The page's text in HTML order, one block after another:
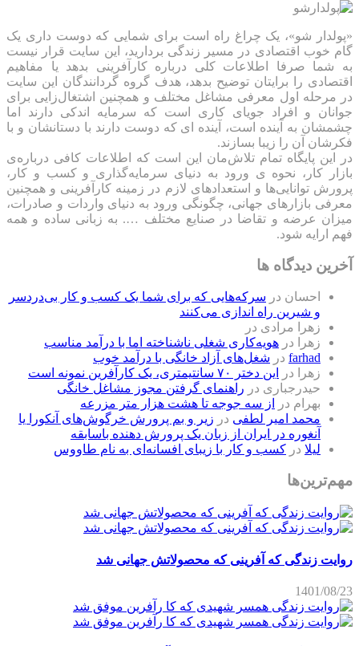
«پولدار شو»، یک چراغ راه است برای شمایی که دوست داری یک
گام خوب اقتصادی در مسیر زندگی بردارید، این سایت قرار نیست
به شما صرفا اطلاعات کلی درباره کارآفرینی بدهد یا مفاهیم
اقتصادی را برایتان توضیح بدهد، هدف گروه گردانندگان این سایت
در مرحله اول معرفی مشاغل مختلف و همچنین اشتغال‌زایی برای
جوانان و افراد جویای کاری است که سرمایه اندکی دارند اما
چشمشان به آینده است، آینده ای که دوست دارند با دستانشان و با
فکرشان آن را زیبا بسازند.
در این پایگاه تمام تلاش‌مان این است که ‌اطلاعات کافی درباره‌ی
بازار کار، نحوه ی ورود به دنیای سرمایه‌گذاری و کسب و کار،
پرورش توانایی‌ها و استعدادهای لازم در زمینه کارآفرینی و همچنین
معرفی بازارهای جهانی، چگونگی ورود به دنیای واردات و صادرات،
میزان عرضه و تقاضا در صنایع مختلف …. به زبانی ساده و همه
فهم ارایه شود.
آخرین دیدگاه ها
احسان در سرکه‌هایی که برای شما یک کسب و کار بی‌دردسر
و شیرین راه اندازی می‌کنند
زهرا مرادی در
زهرا
در هویه‌کاری شغلی ناشناخته اما با درآمد مناسب
farhad در شغل‌های آزاد خانگی با درآمد خوب
زهرا
در
این دختر ۷۰ سانتیمتری، یک کارآفرین نمونه است
حیدرجباری در راهنمای گرفتن مجوز مشاغل خانگی
بهرام در
از سه جوجه تا هشت هزار متر مزرعه
محمد امیر لطفی در زیر و بم پرورش خرگوش‌های آنکورا یا
آنغوره در ایران از زبان یک پرورش دهنده باسابقه
لیلا در کسب و کار با زیبای افسانه‌ای به نام طاووس
مهم‌ترین‌ها
روایت زندگی که آفرینی که محصولاتش جهانی شد
1401/08/23